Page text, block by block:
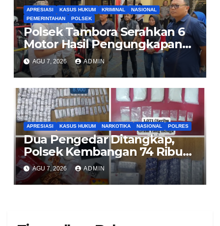
APRESIASI KASUS HUKUM KRIMINAL
NASIONAL
PEMERINTAHAN
POLSEK
Polsek Tambora Serahkan 6
Motor Hasil Pengungkapan
Kasus Curanmor Kepada
Pemilik Yang sah
AGU 7, 2026 ADMIN
APRESIASI KASUS HUKUM NARKOTIKA NASIONAL POLRES
Dua Pengedar Ditangkap,
Polsek Kembangan 74 Ribu
Obat Keras, Sabu Hingga
Puluhan Vape Etomidate
Diamankan
AGU 7, 2026 ADMIN